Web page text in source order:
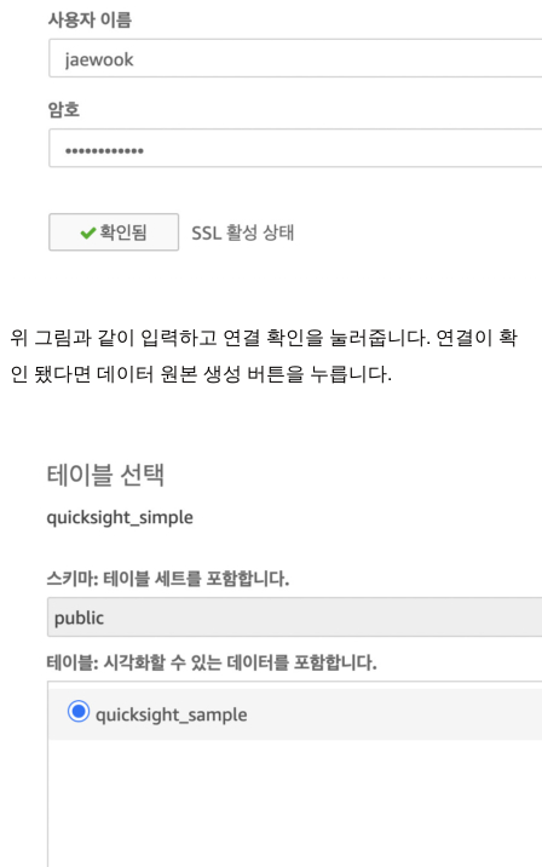
위 그림과 같이 입력하고 연결 확인을 눌러줍니다. 연결이 확
인 됐다면 데이터 원본 생성 버튼을 누릅니다.